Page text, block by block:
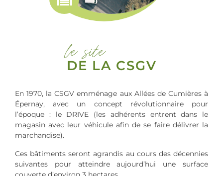
le site
DE LA CSGV
En 1970, la CSGV emménage aux Allées de Cumières à
Épernay, avec un concept révolutionnaire pour
l’époque : le DRIVE (les adhérents entrent dans le
magasin avec leur véhicule afin de se faire délivrer la
marchandise).
Ces bâtiments seront agrandis au cours des décennies
suivantes pour atteindre aujourd’hui une surface